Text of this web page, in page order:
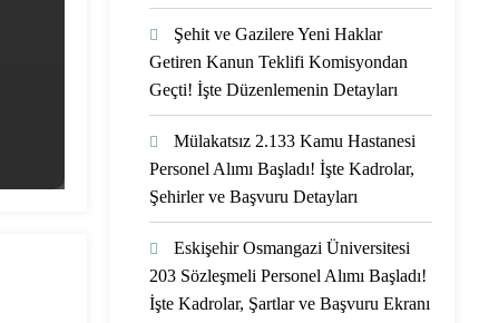
Şehit ve Gazilere Yeni Haklar
Getiren Kanun Teklifi Komisyondan
Geçti! İşte Düzenlemenin Detayları
Mülakatsız 2.133 Kamu Hastanesi
Personel Alımı Başladı! İşte Kadrolar,
Şehirler ve Başvuru Detayları
Eskişehir Osmangazi Üniversitesi
203 Sözleşmeli Personel Alımı Başladı!
İşte Kadrolar, Şartlar ve Başvuru Ekranı